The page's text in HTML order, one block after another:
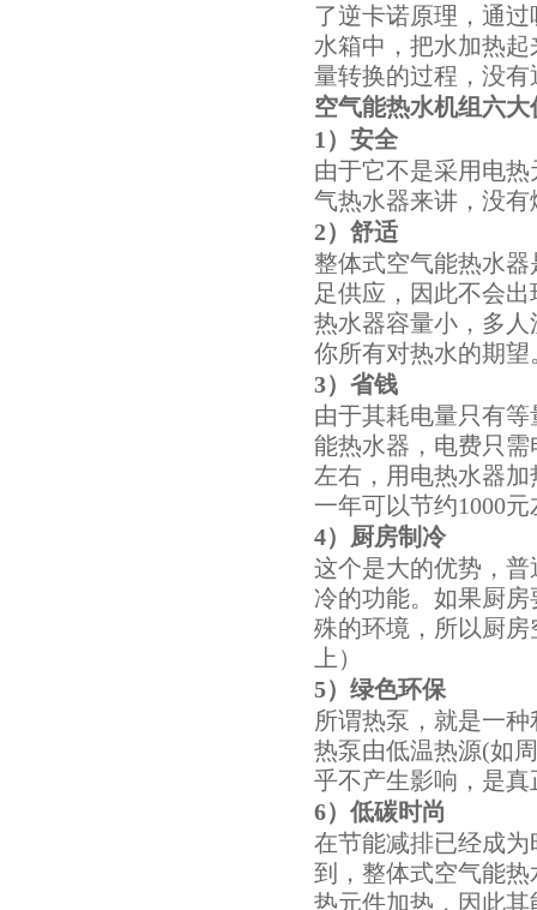
了逆卡诺原理，通
水箱中，把水加热
量转换的过程，没
空气能热水机组 六大
1） 安全
由于它不是采用电
气热水器来讲，没
2） 舒适
整体式空气能热水
足供应，因此不会
热水器容量小，多
你所有对热水的期望
3） 省钱
由于其耗电量只有
能热水器，电费只
左右，用电热水器
一年可以节约1000
4） 厨房制冷
这个是大的优势，
冷的功能。如果厨
殊的环境，所以厨
上）
5） 绿色环保
所谓热泵，就是一
热泵由低温热源(如
乎不产生影响，是
6） 低碳时尚
在节能减排已经成
到，整体式空气能
热元件加热，因此